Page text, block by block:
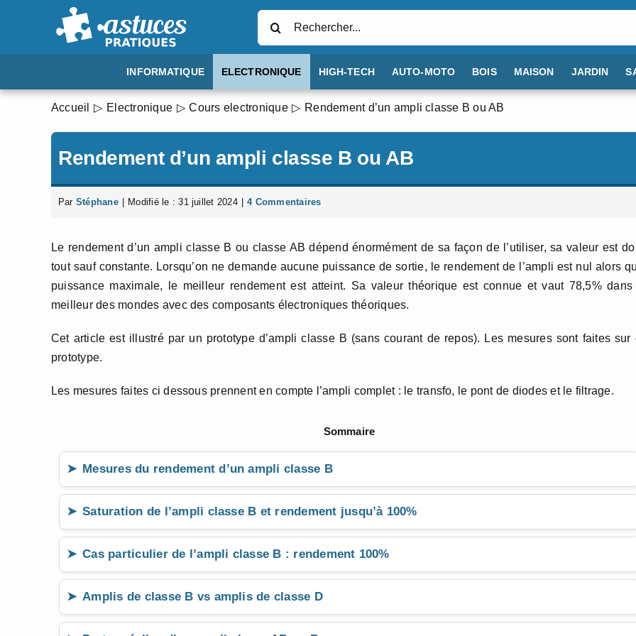
INFORMATIQUE ELECTRONIQUE HIGH-TECH AUTO-MOTO BOIS MAISON JARDIN
Accueil Electronique Cours electronique Rendement d’un ampli classe B ou AB
Rendement d’un ampli classe B ou AB
Par Stéphane Modifié le : 31 juillet 2024 4 Commentaires
Le rendement d’un ampli classe B ou classe AB dépend énormément de sa façon de l’utiliser, sa valeur est
tout sauf constante. Lorsqu’on ne demande aucune puissance de sortie, le rendement de l’ampli est nul alors
puissance maximale, le meilleur rendement est atteint. Sa valeur théorique est connue et vaut 78,5%
meilleur des mondes avec des composants électroniques théoriques.
Cet article est illustré par un prototype d’ampli classe B (sans courant de repos). Les mesures sont faites sur
prototype.
Les mesures faites ci dessous prennent en compte l’ampli complet : le transfo, le pont de diodes et le filtrage.
Sommaire
Mesures du rendement d’un ampli classe B
Saturation de l’ampli classe B et rendement jusqu’à 100%
Cas particulier de l’ampli classe B : rendement 100%
Amplis de classe B vs amplis de classe D